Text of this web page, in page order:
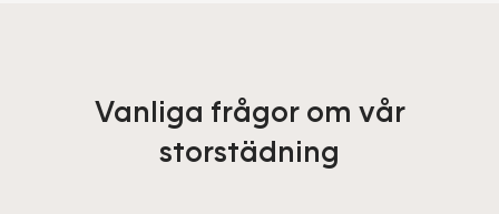
Vanliga frågor om vår
storstädning